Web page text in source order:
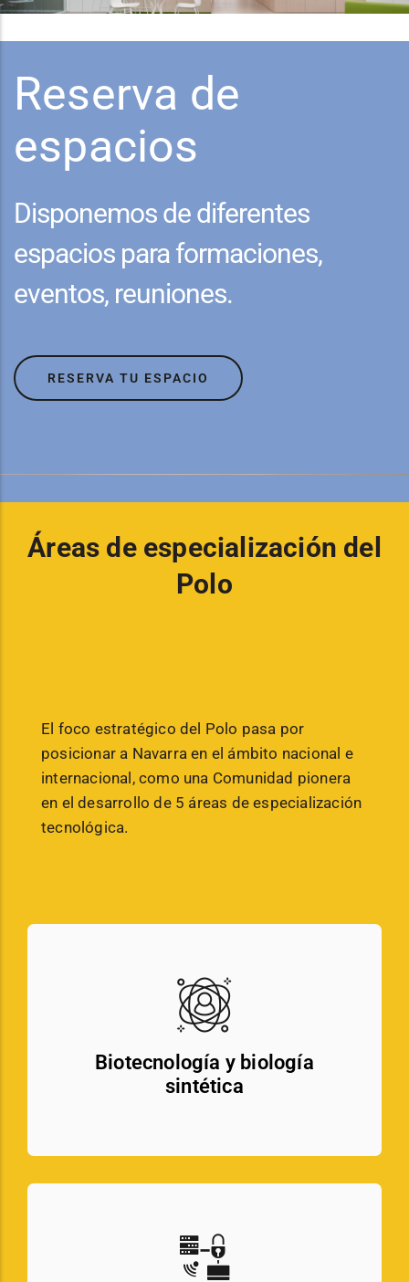
Reserva de
espacios
Disponemos de diferentes
espacios para formaciones,
eventos, reuniones.
RESERVA TU ESPACIO
Áreas de especialización del
Polo
El foco estratégico del Polo pasa por
posicionar a Navarra en el ámbito nacional e
internacional, como una Comunidad pionera
en el desarrollo de 5 áreas de especialización
tecnológica.
Biotecnología y biología
sintética